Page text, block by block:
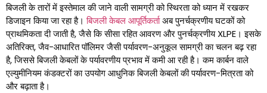
बिजली के तारों में इस्तेमाल की जाने वाली सामग्री को स्थिरता को ध्यान में रखकर
डिजाइन किया जा रहा है।बिजली केबल आपूर्तिकर्ताअब पुनर्चक्रणीय घटकों को
प्राथमिकता दी जाती है, जैसे कि सीसा रहित आवरण और पुनर्चक्रणीय XLPE। इसके
अतिरिक्त, जैव-आधारित पॉलिमर जैसी पर्यावरण-अनुकूल सामग्री का चलन बढ़ रहा
है, जिससे बिजली केबलों के पर्यावरणीय प्रभाव में कमी आ रही है। कम कार्बन वाले
एल्युमीनियम कंडक्टरों का उपयोग आधुनिक बिजली केबलों की पर्यावरण-मित्रता को
और बढ़ाता है।